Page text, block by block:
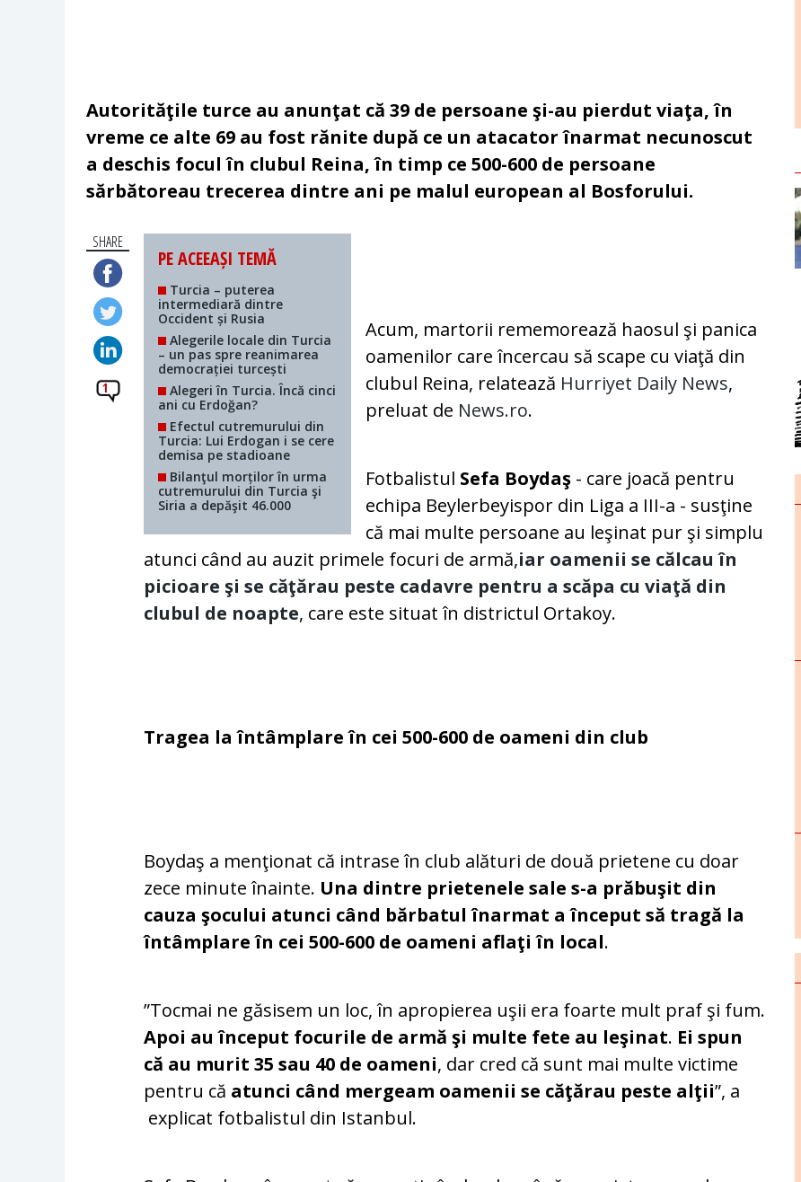
Autorităţile turce au anunţat că 39 de persoane şi-au pierdut viaţa, în
vreme ce alte 69 au fost rănite după ce un atacator înarmat necunoscut
a deschis focul în clubul Reina, în timp ce 500-600 de persoane
sărbătoreau trecerea dintre ani pe malul european al Bosforului.
SHARE
1
PE ACEEAȘI TEMĂ
Turcia – puterea
intermediară dintre
Occident și Rusia
Alegerile locale din Turcia
– un pas spre reanimarea
democrației turcești
Alegeri în Turcia. Încă cinci
ani cu Erdoğan?
Efectul cutremurului din
Turcia: Lui Erdogan i se cere
demisa pe stadioane
Bilanţul morților în urma
cutremurului din Turcia şi
Siria a depăşit 46.000
Acum, martorii rememorează haosul şi panica
oamenilor care încercau să scape cu viaţă din
clubul Reina, relatează Hurriyet Daily News,
preluat de News.ro.
Fotbalistul Sefa Boydaş - care joacă pentru
echipa Beylerbeyispor din Liga a III-a - susţine
că mai multe persoane au leşinat pur şi simplu
atunci când au auzit primele focuri de armă,iar oamenii se călcau în
picioare şi se căţărau peste cadavre pentru a scăpa cu viaţă din
clubul de noapte, care este situat în districtul Ortakoy.
Tragea la întâmplare în cei 500-600 de oameni din club
Boydaş a menţionat că intrase în club alături de două prietene cu doar
zece minute înainte. Una dintre prietenele sale s-a prăbuşit din
cauza şocului atunci când bărbatul înarmat a început să tragă la
întâmplare în cei 500-600 de oameni aflaţi în local.
”Tocmai ne găsisem un loc, în apropierea uşii era foarte mult praf şi fum.
Apoi au început focurile de armă şi multe fete au leşinat. Ei spun
că au murit 35 sau 40 de oameni, dar cred că sunt mai multe victime
pentru că atunci când mergeam oamenii se căţărau peste alţii”, a
explicat fotbalistul din Istanbul.